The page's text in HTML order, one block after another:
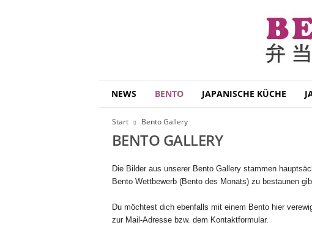
NEWS BENTO JAPANISCHE KÜCHE
Start Bento Gallery
BENTO GALLERY
Die Bilder aus unserer Bento Gallery stammen
Bento Wettbewerb (Bento des Monats) zu bestaunen
Du möchtest dich ebenfalls mit einem Bento hier
zur Mail-Adresse bzw. dem Kontaktformular.